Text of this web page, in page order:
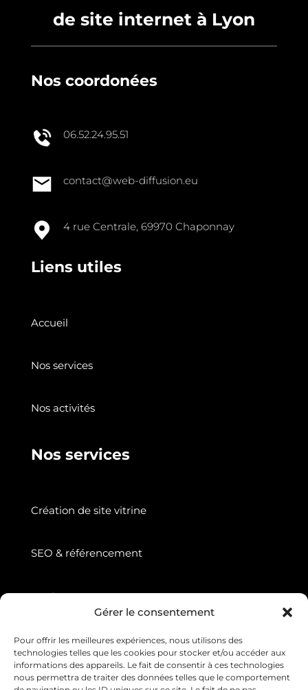
Gérer le consentement
Pour offrir les meilleures expériences, nous utilisons des
technologies telles que les cookies pour stocker et/ou accéder aux
informations des appareils. Le fait de consentir à ces technologies
nous permettra de traiter des données telles que le comportement
de site internet à Lyon
Nos coordonées
06.52.24.95.51
contact@web-diffusion.eu
4 rue Centrale, 69970 Chaponnay
Liens utiles
Accueil
Nos services
Nos activités
Nos services
Création de site vitrine
SEO & référencement
Suivez nous